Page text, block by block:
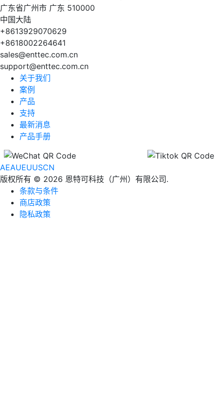
广东省广州市 广东 510000
中国大陆
+8613929070629
+8618002264641
sales@enttec.com.cn
support@enttec.com.cn
关于我们
案例
产品
支持
最新消息
产品手册
AEAUEUUSCN
版权所有 © 2026 恩特可科技（广州）有限公司.
条款与条件
商店政策
隐私政策